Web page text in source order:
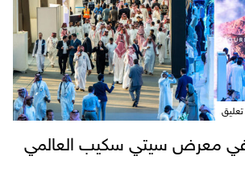
في معرض سيتي سكيب العالمي